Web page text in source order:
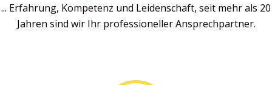
... Erfahrung, Kompetenz und Leidenschaft, seit mehr als 20
Jahren sind wir Ihr professioneller Ansprechpartner.